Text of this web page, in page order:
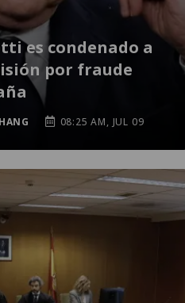
es condenado a
por fraude
08:25 AM, JUL 09